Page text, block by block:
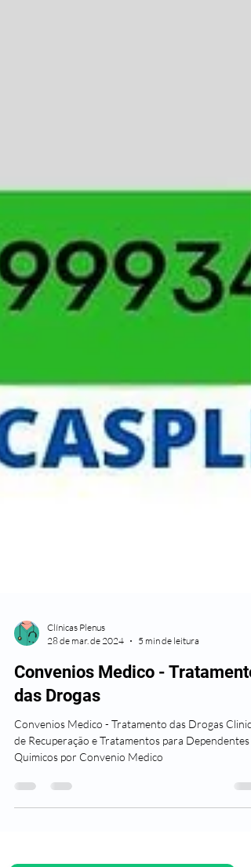
Clínicas Plenus
28 de mar. de 2024
Convenios Medico - Tratamento
das Drogas
de Recuperação e Tratamentos para Dependentes
Quimicos por Convenio Medico